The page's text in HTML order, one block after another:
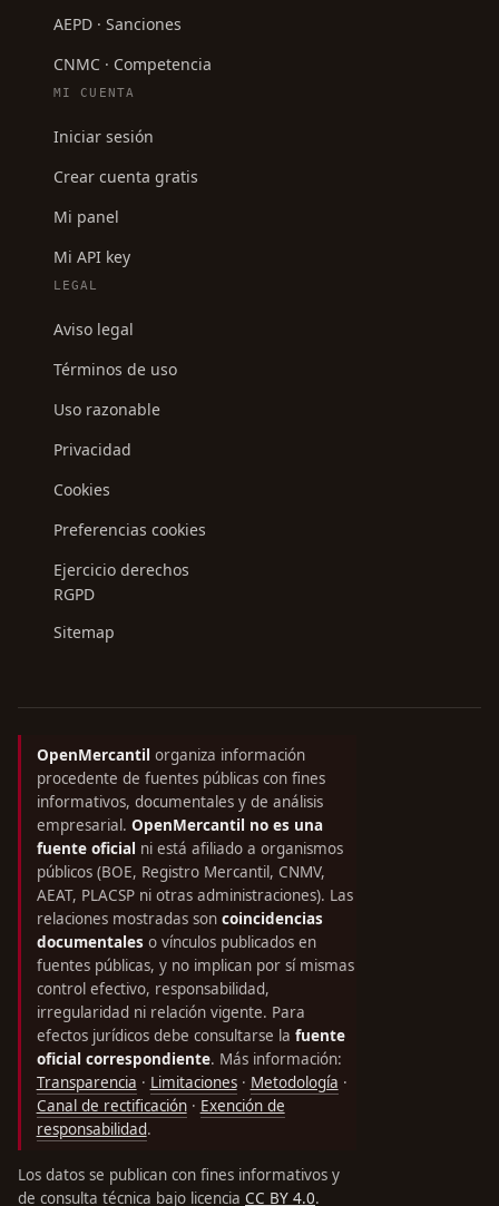
AEPD · Sanciones
CNMC · Competencia
MI CUENTA
Iniciar sesión
Crear cuenta gratis
Mi panel
Mi API key
LEGAL
Aviso legal
Términos de uso
Uso razonable
Privacidad
Cookies
Preferencias cookies
Ejercicio derechos
RGPD
Sitemap
OpenMercantil organiza información
procedente de fuentes públicas con fines
informativos, documentales y de análisis
empresarial. OpenMercantil no es una
fuente oficial ni está afiliado a organismos
públicos (BOE, Registro Mercantil, CNMV,
AEAT, PLACSP ni otras administraciones). Las
relaciones mostradas son coincidencias
documentaleso vínculos publicados en
fuentes públicas, y no implican por sí mismas
control efectivo, responsabilidad,
irregularidad ni relación vigente. Para
efectos jurídicos debe consultarse la fuente
oficial correspondiente. Más información:
Transparencia · Limitaciones· Metodología ·
Canal de rectificación· Exención de
responsabilidad.
Los datos se publican con fines informativos y
de consulta técnica bajo licencia CC BY 4.0.